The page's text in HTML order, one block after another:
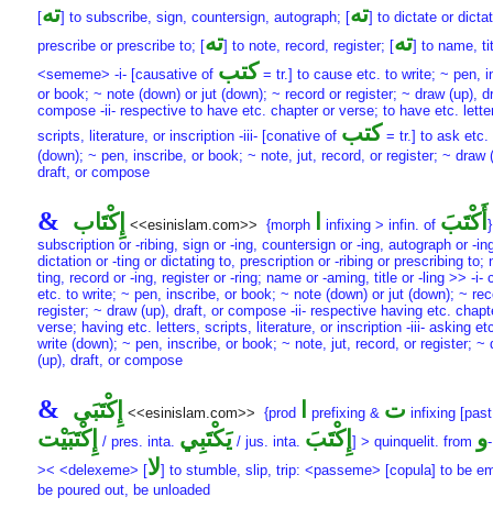
[ته] to subscribe, sign, countersign, autograph; [ته] to dictate or
prescribe or prescribe to; [ته] to note, record, register; [ته] to name,
<sememe> -i- [causative of كتب = tr.] to cause etc. to write; ~ pen,
or book; ~ note (down) or jut (down); ~ record or register; ~ draw (up),
compose -ii- respective to have etc. chapter or verse; to have etc.
scripts, literature, or inscription -iii- [conative of كتب = tr.] to ask etc.
(down); ~ pen, inscribe, or book; ~ note, jut, record, or register; ~ draw
draft, or compose
& إِكْتَاب <<esinislam.com>> {morph infixing > infin. of أَكْتَبَ
subscription or -ribing, sign or -ing, countersign or -ing, autograph or -
dictation or -ting or dictating to, prescription or -ribing or prescribing to;
ting, record or -ing, register or -ring; name or -aming, title or -ling >> -i-
etc. to write; ~ pen, inscribe, or book; ~ note (down) or jut (down); ~
register; ~ draw (up), draft, or compose -ii- respective having etc.
verse; having etc. letters, scripts, literature, or inscription -iii- asking
write (down); ~ pen, inscribe, or book; ~ note, jut, record, or register; ~
(up), draft, or compose
& إِكْتَبَى <<esinislam.com>> {prod prefixing & ت infixing
إِكْتَبَيْت / pres. inta. يَكْتَبِي / jus. inta. إِكْتَبَ ] > quinquelit. from -و
>< <delexeme> [لا] to stumble, slip, trip: <passeme> [copula] to be
be poured out, be unloaded